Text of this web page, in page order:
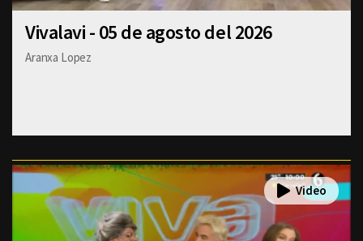
Vivalavi - 05 de agosto del 2026
Aranxa Lopez